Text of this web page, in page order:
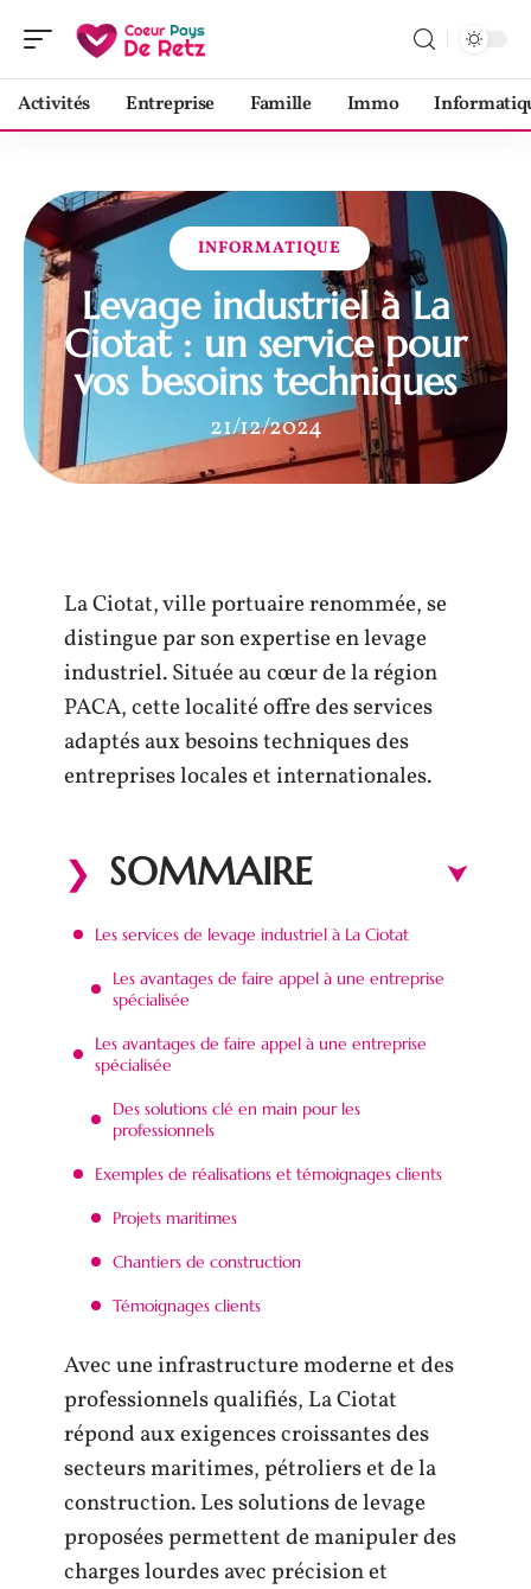
Activités Entreprise Famille Immo
INFORMATIQUE
Levage industriel à La
Ciotat : un service pour
vos besoins techniques
21/12/2024
La Ciotat, ville portuaire renommée, se
distingue par son expertise en levage
industriel. Située au cœur de la région
PACA, cette localité offre des services
adaptés aux besoins techniques des
entreprises locales et internationales.
SOMMAIRE
Les services de levage industriel à La Ciotat
Les avantages de faire appel à une entreprise
spécialisée
Les avantages de faire appel à une entreprise
spécialisée
Des solutions clé en main pour les
professionnels
Exemples de réalisations et témoignages clients
Projets maritimes
Chantiers de construction
Témoignages clients
Avec une infrastructure moderne et des
professionnels qualifiés, La Ciotat
répond aux exigences croissantes des
secteurs maritimes, pétroliers et de la
construction. Les solutions de levage
proposées permettent de manipuler des
charges lourdes avec précision et